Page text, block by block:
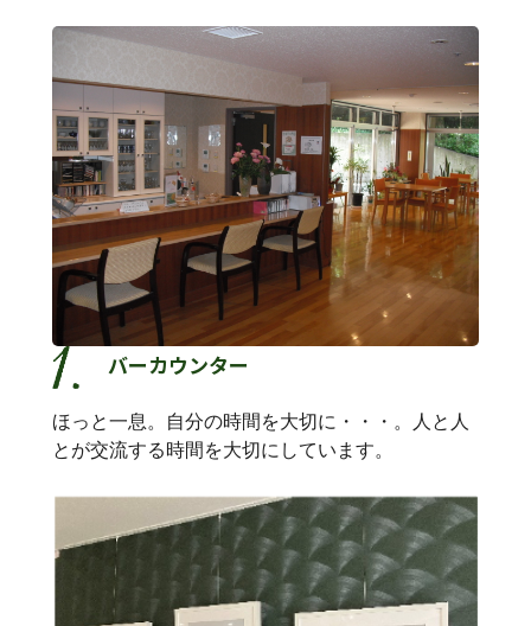
バーカウンター
ほっと一息。自分の時間を大切に・・・。人と人
とが交流する時間を大切にしています。